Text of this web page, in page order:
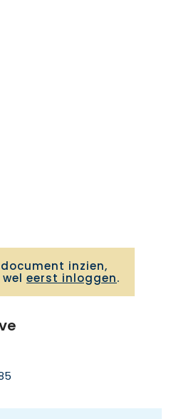
inzien,
eerst inloggen.